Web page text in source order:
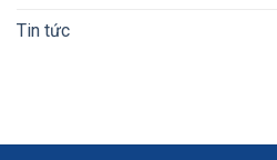
Tin tức